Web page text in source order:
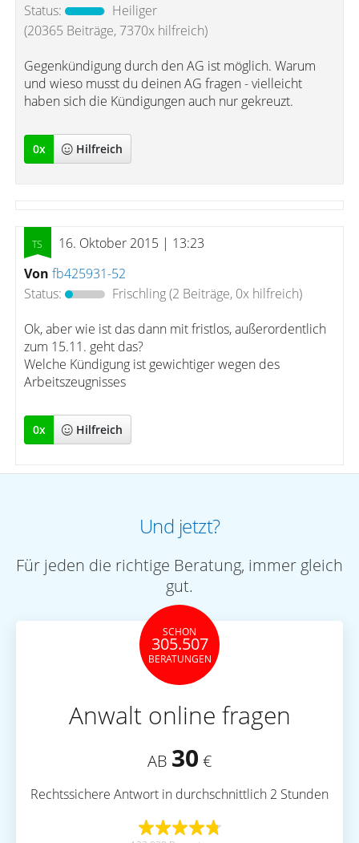
Status:
Heiliger
(20365 Beiträge, 7370x hilfreich)
Gegenkündigung durch den AG ist möglich. Warum
und wieso musst du deinen AG fragen - vielleicht
haben sich die Kündigungen auch nur gekreuzt.
0x Hilfreich
16. Oktober 2015 | 13:23
Von fb425931-52
Status:
Frischling(2 Beiträge, 0x hilfreich)
Ok, aber wie ist das dann mit fristlos, außerordentlich
zum 15.11. geht das?
Welche Kündigung ist gewichtiger wegen des
Arbeitszeugnisses
0x Hilfreich
Und jetzt?
Für jeden die richtige Beratung, immer gleich
gut.
SCHON
305.507
BERATUNGEN
Anwalt online fragen
AB 30 €
Rechtssichere Antwort in durchschnittlich 2 Stunden